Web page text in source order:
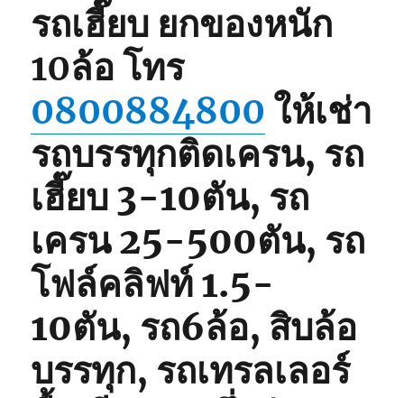
รถเฮี๊ยบ ยกของหนัก
10ล้อ โทร
0800884800 ให้เช่า
รถบรรทุกติดเครน, รถ
เฮี๊ยบ 3-10ตัน, รถ
เครน 25-500ตัน, รถ
โฟล์คลิฟท์ 1.5-
10ตัน, รถ6ล้อ, สิบล้อ
บรรทุก, รถเทรลเลอร์